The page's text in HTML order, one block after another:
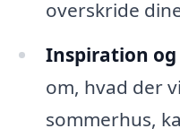
overskride
Inspiration og
om, hvad der
sommerhus,